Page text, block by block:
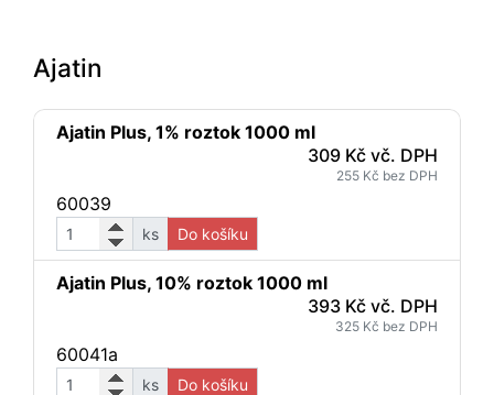
Ajatin
Ajatin Plus, 1% roztok 1000 ml
309 Kč vč. DPH
255 Kč bez DPH
60039
ks Do košíku
Ajatin Plus, 10% roztok 1000 ml
393 Kč vč. DPH
325 Kč bez DPH
60041a
ks Do košíku